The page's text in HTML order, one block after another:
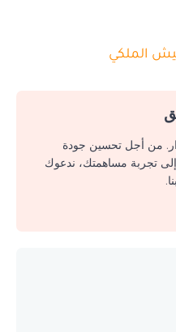
الملكي
من أجل تحسين جودة
إلى تجربة مساهمتك، ندعوك